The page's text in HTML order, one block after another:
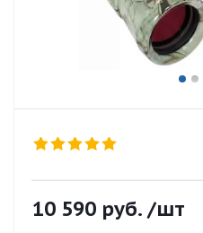
10 590 руб. /шт